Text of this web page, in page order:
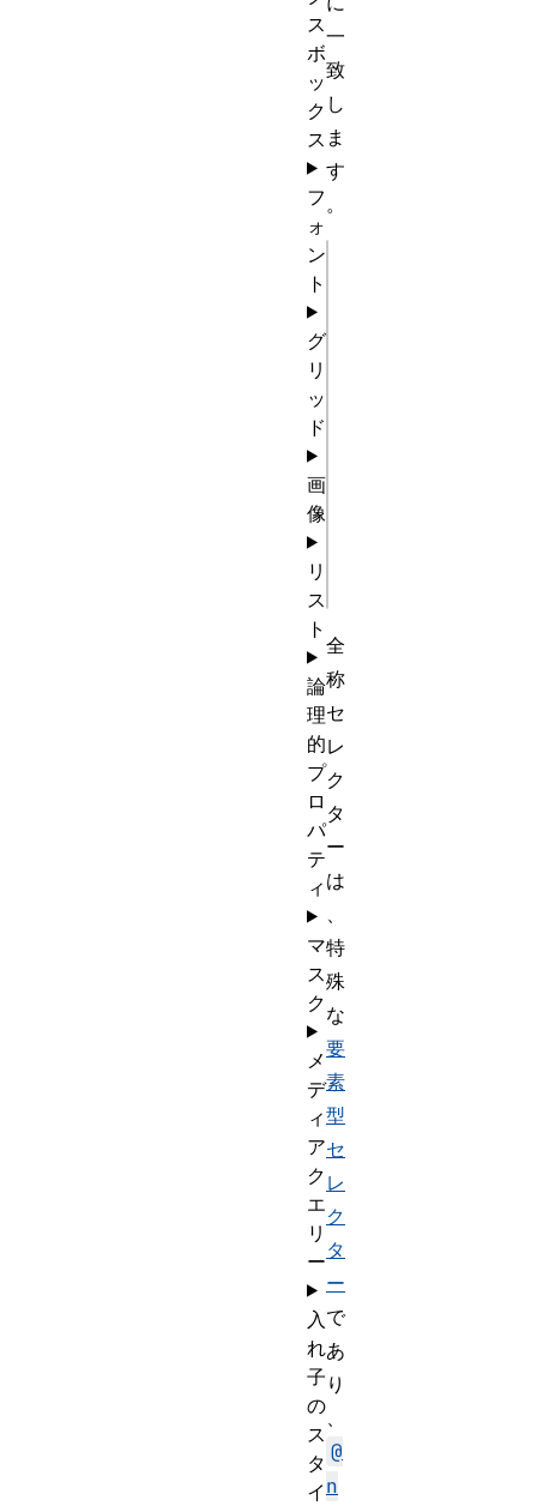
一
致
し
ま
す
。
全
称
セ
レ
ク
タ
ー
は
、
特
殊
な
要
素
型
セ
レ
ク
タ
ー
で
あ
り
、
@
n
ス
ボ
ッ
ク
ス
フ
ォ
ン
ト
グ
リ
ッ
ド
画
像
リ
ス
ト
論
理
的
プ
ロ
パ
テ
ィ
マ
ス
ク
メ
デ
ィ
ア
ク
エ
リ
ー
入
れ
子
の
ス
タ
イ